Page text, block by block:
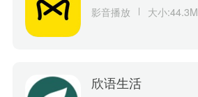
影音播放 大小:44.3M
欣语生活